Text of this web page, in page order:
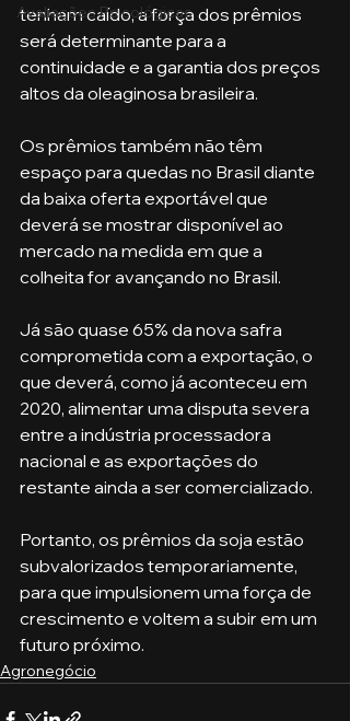
Avaliações Psicológicas
tenham caído, a força dos prêmios
será determinante para a
continuidade e a garantia dos preços
altos da oleaginosa brasileira.
Os prêmios também não têm
espaço para quedas no Brasil diante
da baixa oferta exportável que
deverá se mostrar disponível ao
mercado na medida em que a
colheita for avançando no Brasil.
Já são quase 65% da nova safra
comprometida com a exportação, o
que deverá, como já aconteceu em
2020, alimentar uma disputa severa
entre a indústria processadora
nacional e as exportações do
restante ainda a ser comercializado.
Portanto, os prêmios da soja estão
subvalorizados temporariamente,
para que impulsionem uma força de
crescimento e voltem a subir em um
futuro próximo.
Agronegócio